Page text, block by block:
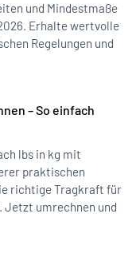
und Mindestmaße
Erhalte wertvolle
Regelungen und
– So einfach
lbs in kg mit
praktischen
richtige Tragkraft für
Jetzt umrechnen und